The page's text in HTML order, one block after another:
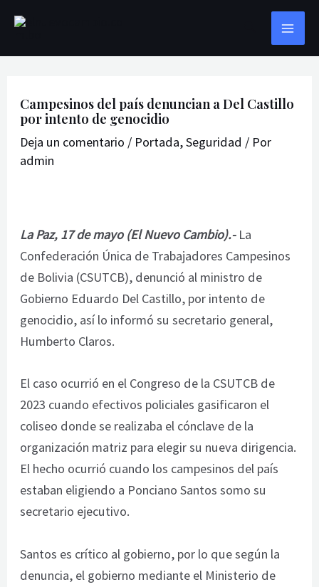
contenido
Campesinos del país denuncian a Del Castillo
por intento de genocidio
Deja un comentario / Portada,Seguridad / Por
admin
La Paz, 17 de mayo (El Nuevo Cambio).- La
Confederación Única de Trabajadores Campesinos
de Bolivia (CSUTCB), denunció al ministro de
Gobierno Eduardo Del Castillo, por intento de
genocidio, así lo informó su secretario general,
Humberto Claros.
El caso ocurrió en el Congreso de la CSUTCB de
2023 cuando efectivos policiales gasificaron el
coliseo donde se realizaba el cónclave de la
organización matriz para elegir su nueva dirigencia.
El hecho ocurrió cuando los campesinos del país
estaban eligiendo a Ponciano Santos somo su
secretario ejecutivo.
Santos es crítico al gobierno, por lo que según la
denuncia, el gobierno mediante el Ministerio de
de
entradas